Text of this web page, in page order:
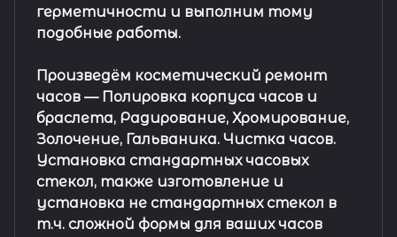
герметичности и выполним тому
подобные работы.
Произведём косметический ремонт
часов — Полировка корпуса часов и
браслета, Радирование, Хромирование,
Золочение, Гальваника. Чистка часов.
Установка стандартных часовых
стекол, также изготовление и
установка не стандартных стекол в
т.ч. сложной формы для ваших часов